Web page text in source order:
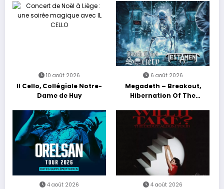
10 août 2026
Il Cello, Collégiale Notre-
Dame de Huy
6 août 2026
Megadeth – Breakout,
Hibernation Of The
4 août 2026 4 août 2026